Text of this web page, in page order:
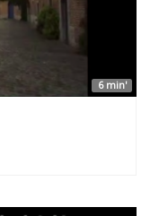
6 min'